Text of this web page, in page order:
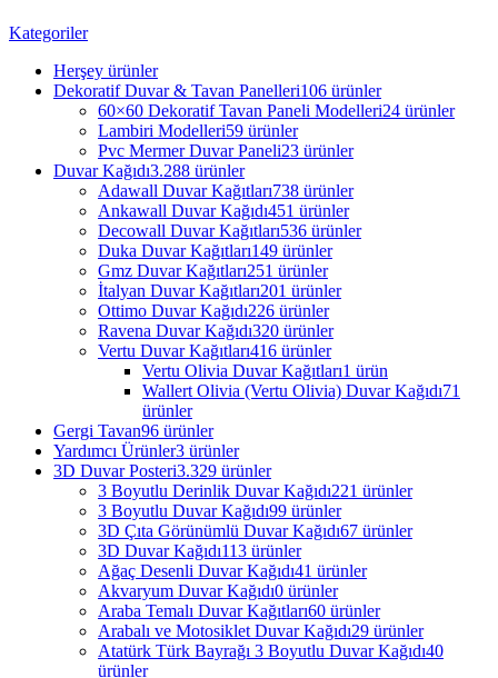
Kategoriler
Herşey ürünler
Dekoratif Duvar & Tavan Panelleri106 ürünler
60×60 Dekoratif Tavan Paneli Modelleri24 ürünler
Lambiri Modelleri59 ürünler
Pvc Mermer Duvar Paneli23 ürünler
Duvar Kağıdı3.288 ürünler
Adawall Duvar Kağıtları738 ürünler
Ankawall Duvar Kağıdı451 ürünler
Decowall Duvar Kağıtları536 ürünler
Duka Duvar Kağıtları149 ürünler
Gmz Duvar Kağıtları251 ürünler
İtalyan Duvar Kağıtları201 ürünler
Ottimo Duvar Kağıdı226 ürünler
Ravena Duvar Kağıdı320 ürünler
Vertu Duvar Kağıtları416 ürünler
Vertu Olivia Duvar Kağıtları1 ürün
Wallert Olivia (Vertu Olivia) Duvar Kağıdı71
ürünler
Gergi Tavan96 ürünler
Yardımcı Ürünler3 ürünler
3D Duvar Posteri3.329 ürünler
3 Boyutlu Derinlik Duvar Kağıdı221 ürünler
3 Boyutlu Duvar Kağıdı99 ürünler
3D Çıta Görünümlü Duvar Kağıdı67 ürünler
3D Duvar Kağıdı113 ürünler
Ağaç Desenli Duvar Kağıdı41 ürünler
Akvaryum Duvar Kağıdı0 ürünler
Araba Temalı Duvar Kağıtları60 ürünler
Arabalı ve Motosiklet Duvar Kağıdı29 ürünler
Atatürk Türk Bayrağı 3 Boyutlu Duvar Kağıdı40
ürünler